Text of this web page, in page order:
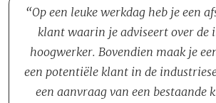
Op een leuke werkdag heb je een
klant waarin je adviseert over de
hoogwerker. Bovendien maak je
een potentiële klant in de
een aanvraag van een bestaande